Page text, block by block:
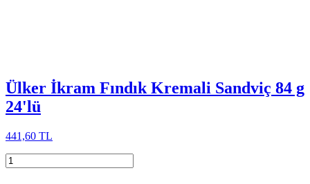
Ülker İkram Fındık Kremali Sandviç 84 g
24'lü
441,60 TL